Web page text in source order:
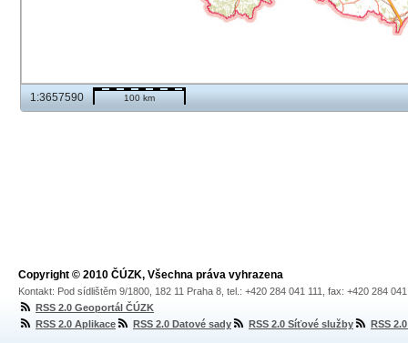
1:3657590 100 km
Copyright © 2010 ČÚZK, Všechna práva vyhrazena
Kontakt: Pod sídlištěm 9/1800, 182 11 Praha 8, tel.: +420 284 041 111, fax: +420 284
RSS 2.0 Geoportál ČÚZK
RSS 2.0 Aplikace
RSS 2.0 Datové sady RSS 2.0 Síťové služby RSS